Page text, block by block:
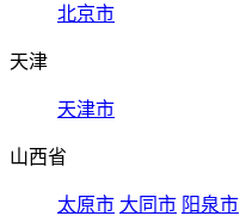
北京市
天津
天津市
山西省
太原市 大同市 阳泉市